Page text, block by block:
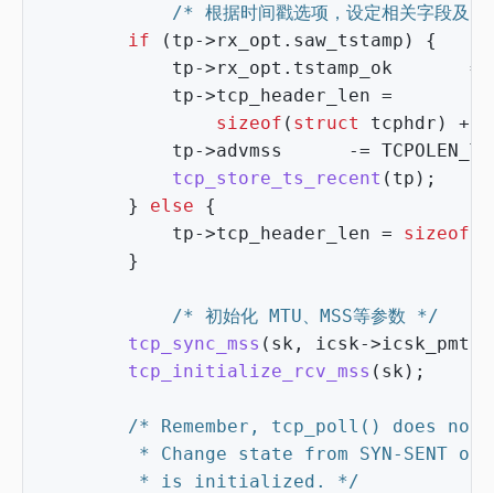
/* 根据时间戳选项，设定相关字段及
if
( tp->rx_opt . saw_tstamp )
{
tp->rx_opt . tstamp_ok =
tp->tcp_header_len =
sizeof ( struct tcphdr ) +
tp->advmss -=
tcp_store_ts_recent ( tp );
}
else
{
tp->tcp_header_len = sizeof
}
/* 初始化 MTU、MSS等参数 */
tcp_sync_mss ( sk , icsk->
tcp_initialize_rcv_mss ( sk );
		 * is initialized. */